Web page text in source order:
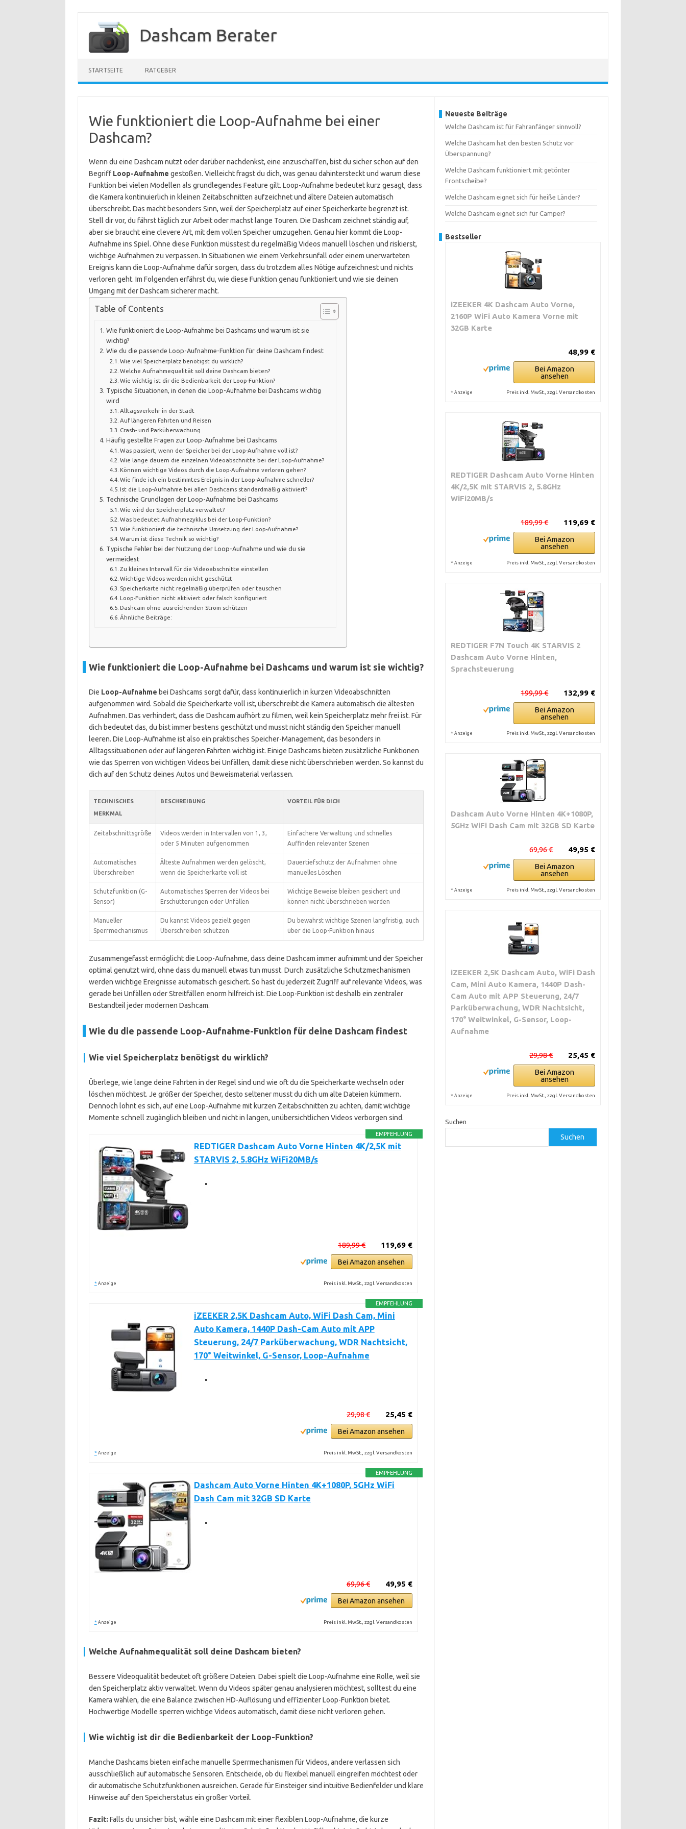
springen
Dashcam Berater
STARTSEITE RATGEBER
Wie funktioniert die Loop-Aufnahme bei einer
Dashcam?
Wenn du eine Dashcam nutzt oder darüber nachdenkst, eine anzuschaffen, bist du sicher schon auf den
Begriff Loop-Aufnahme gestoßen. Vielleicht fragst du dich, was genau dahintersteckt und warum diese
Funktion bei vielen Modellen als grundlegendes Feature gilt. Loop-Aufnahme bedeutet kurz gesagt, dass
die Kamera kontinuierlich in kleinen Zeitabschnitten aufzeichnet und ältere Dateien automatisch
überschreibt. Das macht besonders Sinn, weil der Speicherplatz auf einer Speicherkarte begrenzt ist.
Stell dir vor, du fährst täglich zur Arbeit oder machst lange Touren. Die Dashcam zeichnet ständig auf,
aber sie braucht eine clevere Art, mit dem vollen Speicher umzugehen. Genau hier kommt die Loop-
Aufnahme ins Spiel. Ohne diese Funktion müsstest du regelmäßig Videos manuell löschen und riskierst,
wichtige Aufnahmen zu verpassen. In Situationen wie einem Verkehrsunfall oder einem unerwarteten
Ereignis kann die Loop-Aufnahme dafür sorgen, dass du trotzdem alles Nötige aufzeichnest und nichts
verloren geht. Im Folgenden erfährst du, wie diese Funktion genau funktioniert und wie sie deinen
Umgang mit der Dashcam sicherer macht.
Table of Contents
Wie funktioniert die Loop-Aufnahme bei Dashcams und warum ist sie
wichtig?
Wie du die passende Loop-Aufnahme-Funktion für deine Dashcam findest
Wie viel Speicherplatz benötigst du wirklich?
Welche Aufnahmequalität soll deine Dashcam bieten?
Wie wichtig ist dir die Bedienbarkeit der Loop-Funktion?
Typische Situationen, in denen die Loop-Aufnahme bei Dashcams wichtig
wird
Alltagsverkehr in der Stadt
Auf längeren Fahrten und Reisen
Crash- und Parküberwachung
Häufig gestellte Fragen zur Loop-Aufnahme bei Dashcams
Was passiert, wenn der Speicher bei der Loop-Aufnahme voll ist?
Wie lange dauern die einzelnen Videoabschnitte bei der Loop-Aufnahme?
Können wichtige Videos durch die Loop-Aufnahme verloren gehen?
Wie finde ich ein bestimmtes Ereignis in der Loop-Aufnahme schneller?
Ist die Loop-Aufnahme bei allen Dashcams standardmäßig aktiviert?
Technische Grundlagen der Loop-Aufnahme bei Dashcams
Wie wird der Speicherplatz verwaltet?
Was bedeutet Aufnahmezyklus bei der Loop-Funktion?
Wie funktioniert die technische Umsetzung der Loop-Aufnahme?
Warum ist diese Technik so wichtig?
Typische Fehler bei der Nutzung der Loop-Aufnahme und wie du sie
vermeidest
Zu kleines Intervall für die Videoabschnitte einstellen
Wichtige Videos werden nicht geschützt
Speicherkarte nicht regelmäßig überprüfen oder tauschen
Loop-Funktion nicht aktiviert oder falsch konfiguriert
Dashcam ohne ausreichenden Strom schützen
Ähnliche Beiträge:
Wie funktioniert die Loop-Aufnahme bei Dashcams und warum ist sie wichtig?
Die Loop-Aufnahme bei Dashcams sorgt dafür, dass kontinuierlich in kurzen Videoabschnitten
aufgenommen wird. Sobald die Speicherkarte voll ist, überschreibt die Kamera automatisch die ältesten
Aufnahmen. Das verhindert, dass die Dashcam aufhört zu filmen, weil kein Speicherplatz mehr frei ist. Für
dich bedeutet das, du bist immer bestens geschützt und musst nicht ständig den Speicher manuell
leeren. Die Loop-Aufnahme ist also ein praktisches Speicher-Management, das besonders in
Alltagssituationen oder auf längeren Fahrten wichtig ist. Einige Dashcams bieten zusätzliche Funktionen
wie das Sperren von wichtigen Videos bei Unfällen, damit diese nicht überschrieben werden. So kannst du
dich auf den Schutz deines Autos und Beweismaterial verlassen.
TECHNISCHES
MERKMAL
BESCHREIBUNG VORTEIL FÜR DICH
Zeitabschnittsgröße
Videos werden in Intervallen von 1, 3,
oder 5 Minuten aufgenommen
Einfachere Verwaltung und schnelles
Auffinden relevanter Szenen
Automatisches
Überschreiben
Älteste Aufnahmen werden gelöscht,
wenn die Speicherkarte voll ist
Dauertiefschutz der Aufnahmen ohne
manuelles Löschen
Schutzfunktion (G-
Sensor)
Automatisches Sperren der Videos bei
Erschütterungen oder Unfällen
Wichtige Beweise bleiben gesichert und
können nicht überschrieben werden
Manueller
Sperrmechanismus
Du kannst Videos gezielt gegen
Überschreiben schützen
Du bewahrst wichtige Szenen langfristig, auch
über die Loop-Funktion hinaus
Zusammengefasst ermöglicht die Loop-Aufnahme, dass deine Dashcam immer aufnimmt und der Speicher
optimal genutzt wird, ohne dass du manuell etwas tun musst. Durch zusätzliche Schutzmechanismen
werden wichtige Ereignisse automatisch gesichert. So hast du jederzeit Zugriff auf relevante Videos, was
gerade bei Unfällen oder Streitfällen enorm hilfreich ist. Die Loop-Funktion ist deshalb ein zentraler
Bestandteil jeder modernen Dashcam.
Wie du die passende Loop-Aufnahme-Funktion für deine Dashcam findest
Wie viel Speicherplatz benötigst du wirklich?
Überlege, wie lange deine Fahrten in der Regel sind und wie oft du die Speicherkarte wechseln oder
löschen möchtest. Je größer der Speicher, desto seltener musst du dich um alte Dateien kümmern.
Dennoch lohnt es sich, auf eine Loop-Aufnahme mit kurzen Zeitabschnitten zu achten, damit wichtige
Momente schnell zugänglich bleiben und nicht in langen, unübersichtlichen Videos verborgen sind.
EMPFEHLUNG
REDTIGER Dashcam Auto Vorne Hinten 4K/2,5K mit
STARVIS 2, 5.8GHz WiFi20MB/s
119,69 €
189,99 €
Bei Amazon ansehen
* Anzeige Preis inkl. MwSt., zzgl. Versandkosten
EMPFEHLUNG
iZEEKER 2,5K Dashcam Auto, WiFi Dash Cam, Mini
Auto Kamera, 1440P Dash-Cam Auto mit APP
Steuerung, 24/7 Parküberwachung, WDR Nachtsicht,
170° Weitwinkel, G-Sensor, Loop-Aufnahme
25,45 €
29,98 €
Bei Amazon ansehen
* Anzeige Preis inkl. MwSt., zzgl. Versandkosten
EMPFEHLUNG
Dashcam Auto Vorne Hinten 4K+1080P, 5GHz WiFi
Dash Cam mit 32GB SD Karte
49,95 €
69,96 €
Bei Amazon ansehen
* Anzeige Preis inkl. MwSt., zzgl. Versandkosten
Welche Aufnahmequalität soll deine Dashcam bieten?
Bessere Videoqualität bedeutet oft größere Dateien. Dabei spielt die Loop-Aufnahme eine Rolle, weil sie
den Speicherplatz aktiv verwaltet. Wenn du Videos später genau analysieren möchtest, solltest du eine
Kamera wählen, die eine Balance zwischen HD-Auflösung und effizienter Loop-Funktion bietet.
Hochwertige Modelle sperren wichtige Videos automatisch, damit diese nicht verloren gehen.
Wie wichtig ist dir die Bedienbarkeit der Loop-Funktion?
Manche Dashcams bieten einfache manuelle Sperrmechanismen für Videos, andere verlassen sich
ausschließlich auf automatische Sensoren. Entscheide, ob du flexibel manuell eingreifen möchtest oder
dir automatische Schutzfunktionen ausreichen. Gerade für Einsteiger sind intuitive Bedienfelder und klare
Hinweise auf den Speicherstatus ein großer Vorteil.
Fazit: Falls du unsicher bist, wähle eine Dashcam mit einer flexiblen Loop-Aufnahme, die kurze
Neueste Beiträge
Welche Dashcam ist für Fahranfänger sinnvoll?
Welche Dashcam hat den besten Schutz vor
Überspannung?
Welche Dashcam funktioniert mit getönter
Frontscheibe?
Welche Dashcam eignet sich für heiße Länder?
Welche Dashcam eignet sich für Camper?
Bestseller
iZEEKER 4K Dashcam Auto Vorne,
2160P WiFi Auto Kamera Vorne mit
32GB Karte
48,99 €
Bei Amazon
ansehen
* Anzeige Preis inkl. MwSt., zzgl. Versandkosten
REDTIGER Dashcam Auto Vorne Hinten
4K/2,5K mit STARVIS 2, 5.8GHz
WiFi20MB/s
119,69 €
189,99 €
Bei Amazon
ansehen
* Anzeige Preis inkl. MwSt., zzgl. Versandkosten
REDTIGER F7N Touch 4K STARVIS 2
Dashcam Auto Vorne Hinten,
Sprachsteuerung
132,99 €
199,99 €
Bei Amazon
ansehen
* Anzeige Preis inkl. MwSt., zzgl. Versandkosten
Dashcam Auto Vorne Hinten 4K+1080P,
5GHz WiFi Dash Cam mit 32GB SD Karte
49,95 €
69,96 €
Bei Amazon
ansehen
* Anzeige Preis inkl. MwSt., zzgl. Versandkosten
iZEEKER 2,5K Dashcam Auto, WiFi Dash
Cam, Mini Auto Kamera, 1440P Dash-
Cam Auto mit APP Steuerung, 24/7
Parküberwachung, WDR Nachtsicht,
170° Weitwinkel, G-Sensor, Loop-
Aufnahme
25,45 €
29,98 €
Bei Amazon
ansehen
* Anzeige Preis inkl. MwSt., zzgl. Versandkosten
Suchen
Suchen